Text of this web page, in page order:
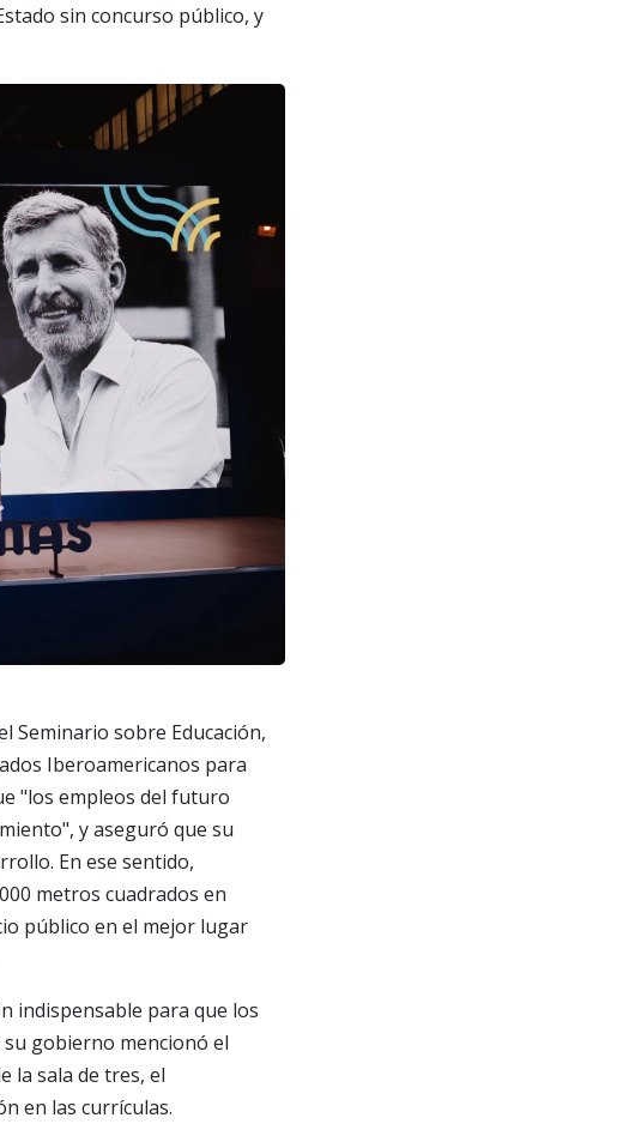
sin concurso público, y
Seminario sobre Educación,
Iberoamericanos para
"los empleos del futuro
y aseguró que su
En ese sentido,
metros cuadrados en
público en el mejor lugar
indispensable para que los
gobierno mencionó el
la sala de tres, el
en las currículas.